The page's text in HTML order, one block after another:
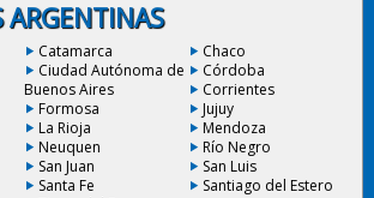
ARGENTINAS
Catamarca
Chaco
Ciudad Autónoma de
Buenos Aires
Córdoba
Corrientes
Formosa
Jujuy
La Rioja
Mendoza
Neuquen
Río Negro
San Juan
San Luis
Santa Fe
Santiago del Estero